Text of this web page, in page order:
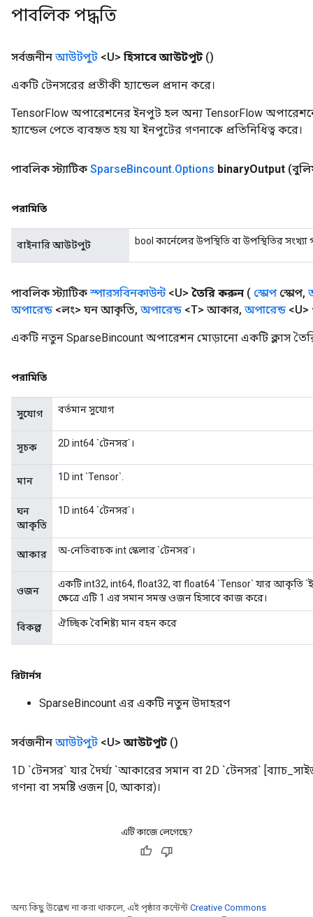
পাবলিক পদ্ধতি
সর্বজনীন আউটপুট <U> হিসাবে আউটপুট ()
একটি টেনসরের প্রতীকী হ্যান্ডেল প্রদান করে।
TensorFlow অপারেশনের ইনপুট হল অন্য TensorFlow
হ্যান্ডেল পেতে ব্যবহৃত হয় যা ইনপুটের গণনাকে প্রতিনিধিত্ব করে।
পাবলিক স্ট্যাটিক SparseBincount.Options binaryOutput
পরামিতি
বাইনারি আউটপুট bool কার্নেলের উপস্থিতি বা উপস্থিতির
পাবলিক স্ট্যাটিক স্পারসবিনকাউন্ট<U> তৈরি করুন ( স্কোপস্কোপ,
অপারেন্ড <লং> ঘন আকৃতি, অপারেন্ড <T> আকার, অপারেন্ড
একটি নতুন SparseBincount অপারেশন মোড়ানো একটি ক্লাস
পরামিতি
সুযোগ বর্তমান সুযোগ
সূচক 2D int64 `টেনসর`।
মান 1D int `Tensor`.
ঘন
আকৃতি
1D int64 `টেনসর`।
আকার অ-নেতিবাচক int স্কেলার `টেনসর`।
ওজন
একটি int32, int64, float32, বা float64 `Tensor` যার আকৃতি
ক্ষেত্রে এটি 1 এর সমান সমস্ত ওজন হিসাবে কাজ করে।
বিকল্প ঐচ্ছিক বৈশিষ্ট্য মান বহন করে
রিটার্নস
SparseBincount এর একটি নতুন উদাহরণ
সর্বজনীন আউটপুট <U> আউটপুট ()
1D `টেনসর` যার দৈর্ঘ্য `আকারের সমান বা 2D `টেনসর`
গণনা বা সমষ্টি ওজন [0, আকার)।
এটি কাজে লেগেছে?
অন্য কিছু উল্লেখ না করা থাকলে, এই পৃষ্ঠার কন্টেন্ট Creative Commons